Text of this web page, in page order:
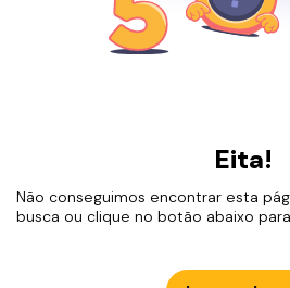
Eita!
Não conseguimos encontrar esta
busca ou clique no botão abaixo